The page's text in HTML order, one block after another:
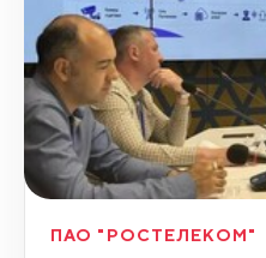
ПАО "РОСТЕЛЕКОМ"